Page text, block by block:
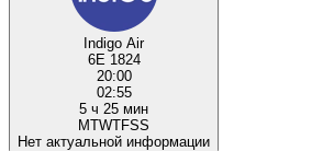
Indigo Air
6E 1824
20:00
02:55
5 ч 25 мин
MTWTFSS
Нет актуальной информации